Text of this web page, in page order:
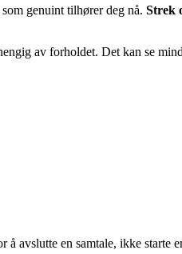
genuint tilhører deg nå. Strek
av forholdet. Det kan se
avslutte en samtale, ikke starte